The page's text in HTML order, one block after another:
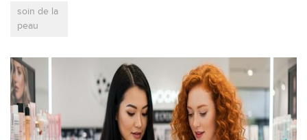
soin de la
peau